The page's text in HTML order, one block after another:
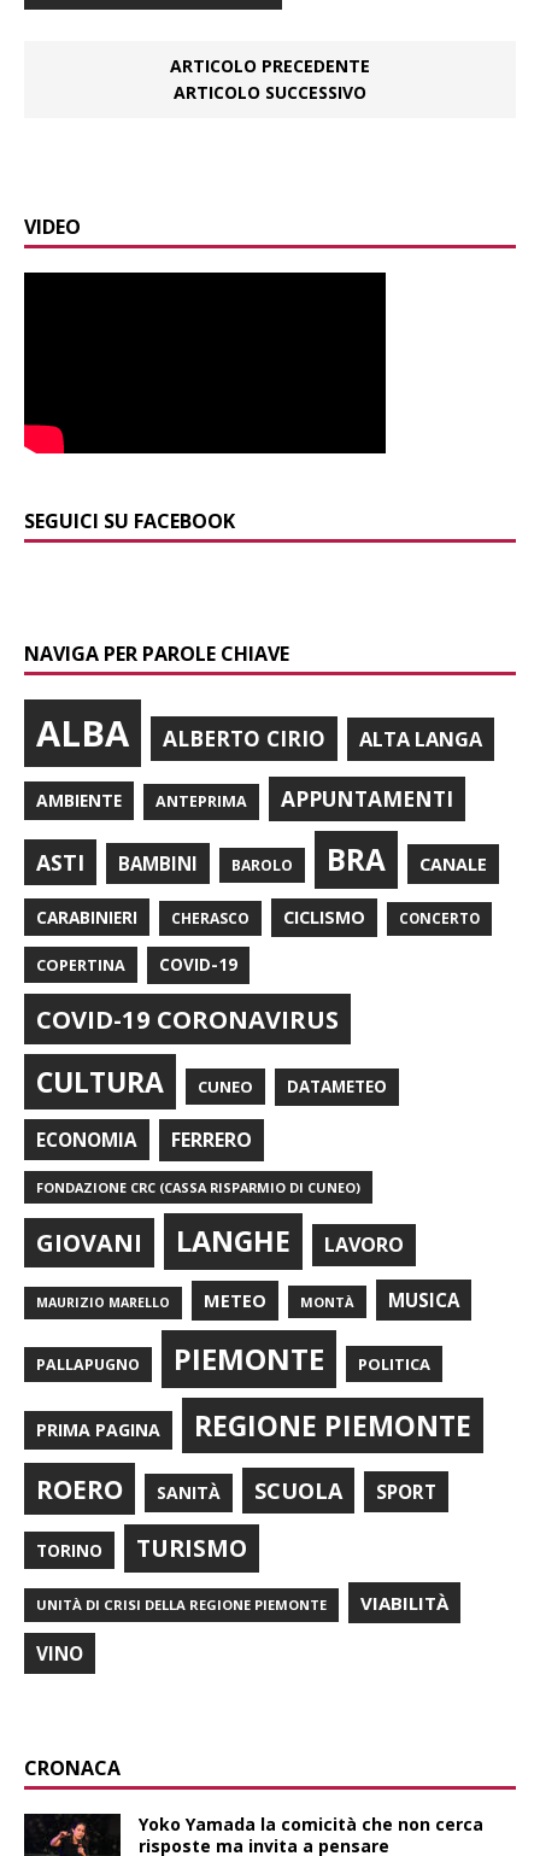
ARTICOLO PRECEDENTE
ARTICOLO SUCCESSIVO
VIDEO
SEGUICI SU FACEBOOK
NAVIGA PER PAROLE CHIAVE
ALBA ALBERTO CIRIO ALTA LANGA
AMBIENTE ANTEPRIMA APPUNTAMENTI
ASTI BAMBINI BAROLO BRA CANALE
CARABINIERI CHERASCO CICLISMO CONCERTO
COPERTINA COVID-19
COVID-19 CORONAVIRUS
CULTURA CUNEO DATAMETEO
ECONOMIA FERRERO
FONDAZIONE CRC (CASSA RISPARMIO DI CUNEO)
GIOVANI LANGHE LAVORO
MAURIZIO MARELLO METEO MONTÀ MUSICA
PALLAPUGNO PIEMONTE POLITICA
PRIMA PAGINA REGIONE PIEMONTE
ROERO SANITÀ SCUOLA SPORT
TORINO TURISMO
UNITÀ DI CRISI DELLA REGIONE PIEMONTE VIABILITÀ
VINO
CRONACA
Yoko Yamada la comicità che non cerca
risposte ma invita a pensare